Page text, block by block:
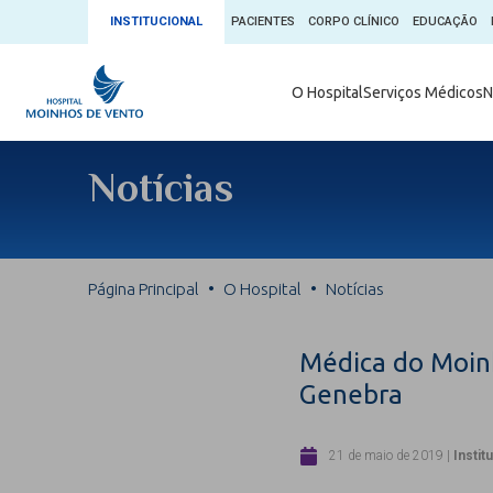
INSTITUCIONAL PACIENTES CORPO CLÍNICO EDUCAÇÃO
O HospitalServiços Médicos
Serviços Médicos
Núcleos e Especialidades
Fale com o Moinhos
Ambulatório
Comitê de
Doação de
Escritório
Escritório
Notícias
Página Principal O Hospital Notícias
Médica do
Genebra
21 de maio de 2019